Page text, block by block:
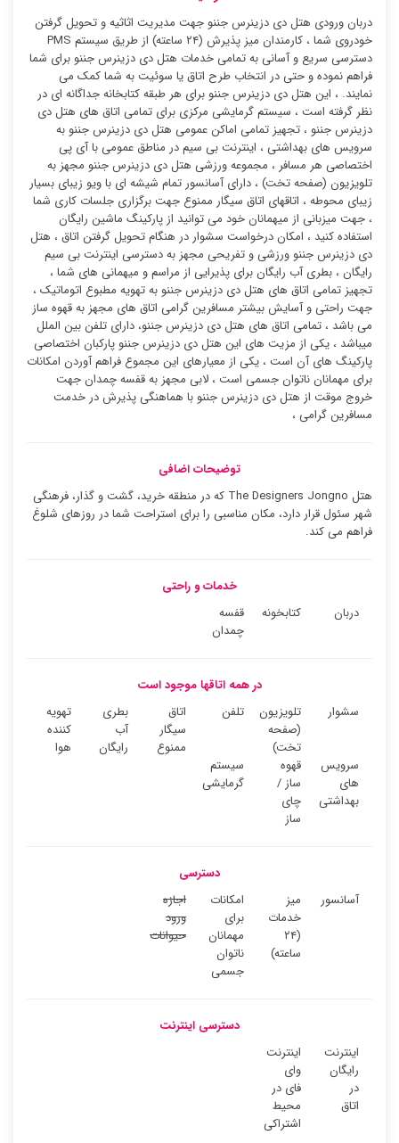
دربان ورودی هتل دی دزینرس جننو جهت مدیریت اثاثیه و تحویل گرفتن
خودروی شما ، کارمندان میز پذیرش (۲۴ ساعته) از طریق سیستم PMS
دسترسی سریع و آسانی به تمامی خدمات هتل دی دزینرس جننو برای شما
فراهم نموده و حتی در انتخاب طرح اتاق یا سوئیت به شما کمک می
نمایند. ، این هتل دی دزینرس جننو برای هر طبقه کتابخانه جداگانه ای در
نظر گرفته است ، سیستم گرمایشی مرکزی برای تمامی اتاق های هتل دی
دزینرس جننو ، تجهیز تمامی اماکن عمومی هتل دی دزینرس جننو به
سرویس های بهداشتی ، اینترنت بی سیم در مناطق عمومی با آی پی
اختصاصی هر مسافر ، مجموعه ورزشی هتل دی دزینرس جننو مجهز به
تلویزیون (صفحه تخت) ، دارای آسانسور تمام شیشه ای با ویو زیبای بسیار
زیبای محوطه ، اتاقهای اتاق سیگار ممنوع جهت برگزاری جلسات کاری شما
، جهت میزبانی از میهمانان خود می توانید از پارکینگ ماشین رایگان
استفاده کنید ، امکان درخواست سشوار در هنگام تحویل گرفتن اتاق ، هتل
دی دزینرس جننو ورزشی و تفریحی مجهز به دسترسی اینترنت بی سیم
رایگان ، بطری آب رایگان برای پذیرایی از مراسم و میهمانی های شما ،
تجهیز تمامی اتاق های هتل دی دزینرس جننو به تهویه مطبوع اتوماتیک ،
جهت راحتی و آسایش بیشتر مسافرین گرامی اتاق های مجهز به قهوه ساز
می باشد ، تمامی اتاق های هتل دی دزینرس جننو، دارای تلفن بین الملل
میباشد ، یکی از مزیت های این هتل دی دزینرس جننو پارکبان اختصاصی
پارکینگ های آن است ، یکی از معیارهای این مجموع فراهم آوردن امکانات
برای مهمانان ناتوان جسمی است ، لابی مجهز به قفسه چمدان جهت
خروج موقت از هتل دی دزینرس جننو با هماهنگی پذیرش در خدمت
مسافرین گرامی ،
توضیحات اضافی
هتل The Designers Jongno که در منطقه خرید، گشت و گذار، فرهنگی
شهر سئول قرار دارد، مکان مناسبی را برای استراحت شما در روزهای شلوغ
فراهم می کند.
خدمات و راحتی
دربان
کتابخونه
قفسه
چمدان
در همه اتاقها موجود است
سشوار
تلویزیون
(صفحه
تخت)
تلفن
اتاق
سیگار
ممنوع
بطری
آب
رایگان
تهویه
کننده
هوا
سرویس
های
بهداشتی
قهوه
ساز /
چای
ساز
سیستم
گرمایشی
دسترسی
آسانسور
میز
خدمات
(۲۴
ساعته)
امکانات
برای
مهمانان
ناتوان
جسمی
اجازه
ورود
حیوانات
دسترسی اینترنت
اینترنت
رایگان
در
اتاق
اینترنت
وای
فای در
محیط
اشتراکی